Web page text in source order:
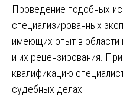
Проведение подобных
специализированных
имеющих опыт в области
и их рецензирования.
квалификацию
судебных делах.